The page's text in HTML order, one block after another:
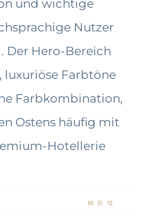
und wichtige
Nutzer
Der Hero-Bereich
Farbtöne
Farbkombination,
Ostens häufig mit
Hotellerie